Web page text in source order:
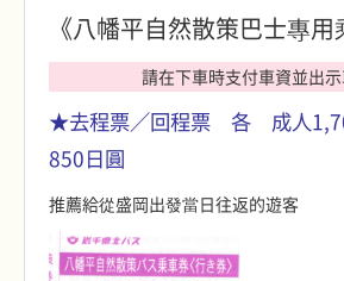
《八幡平自然散策巴士專用
請在下車時支付車資並出示
★去程票／回程票 各 成人
850日圓
推薦給從盛岡出發當日往返的遊客